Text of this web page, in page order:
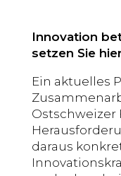
Innovation
setzen Sie
Ein aktuelles
Ostschweizer
daraus